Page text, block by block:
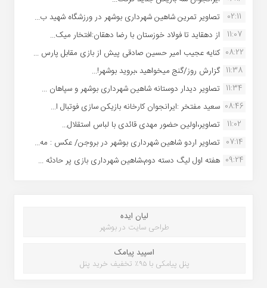
02:11
تصاویر تمرین شاهین شهردارى بوشهر در ورزشگاه شهید ب...
11:07
از دهقاید تا فولاد خوزستان با رضا دهقان:افتخار میک...
08:22 کنایه عجیب امیر حسین صادقی پیش از بازی مقابل پارس ...
11:38 گزارش روز/گنج میخواهید ،بروید بوشهر!...
11:34 تصاویر دیدار دوستانه شاهین شهردارى بوشهر و سپاهان ...
08:46 سعید مفتخر :ایرانجوان کارخانه بازیکن سازی فوتبال ا...
11:02
تصاویر،اولین حضور مهدی قائدی با لباس استقلال...
07:14 تصاویر اردو شاهین شهرداری بوشهر در بروجن/ عکس : مه...
09:24 هفته اول لیگ دسته دوم،شاهین شهرداری بازی پر حادثه ...
لیان ایده
طراحی سایت در بوشهر
اسپید پیامک
پنل پیامکی با ۹۵٪ تخفیف خرید پنل